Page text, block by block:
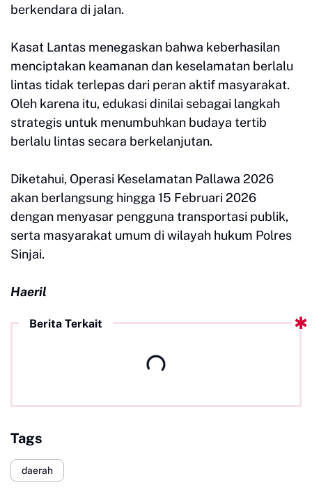
berkendara di jalan.
Kasat Lantas menegaskan bahwa keberhasilan
menciptakan keamanan dan keselamatan berlalu
lintas tidak terlepas dari peran aktif masyarakat.
Oleh karena itu, edukasi dinilai sebagai langkah
strategis untuk menumbuhkan budaya tertib
berlalu lintas secara berkelanjutan.
Diketahui, Operasi Keselamatan Pallawa 2026
akan berlangsung hingga 15 Februari 2026
dengan menyasar pengguna transportasi publik,
serta masyarakat umum di wilayah hukum Polres
Sinjai.
Haeril
Berita Terkait
Tags
daerah